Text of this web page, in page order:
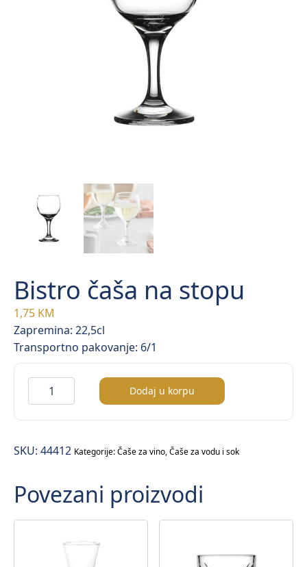
Bistro čaša na stopu
1,75 KM
Zapremina: 22,5cl
Transportno pakovanje: 6/1
Bistro
čaša
na
količina
Dodaj u korpu
SKU: 44412 Kategorije:Čaše za vino,Čaše za vodu i sok
Povezani proizvodi